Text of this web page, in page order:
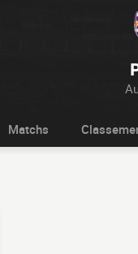
Matchs